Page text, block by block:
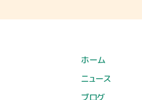
ホーム
ニュース
ブログ